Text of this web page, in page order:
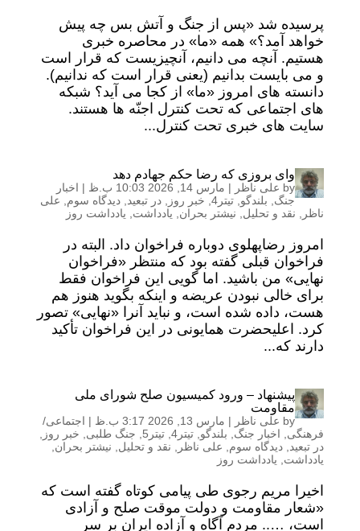
پرسیده شد «پس از جنگ و آتش بس چه پیش
خواهد آمد؟» همه «ما» در محاصره خبری
هستیم. آنچه می دانیم، آنچیزیست که قرار است
و می بایست بدانیم (یعنی قرار است که ندانیم).
دانسته های امروز «ما» از کجا می آید؟ شبکه
های اجتماعی که تحت کنترل اجنّه ها هستند.
سایت های خبری تحت کنترل...
وای بروزی که رضا حکم جهادم دهد
by علی ناظر | مارس 14, 2026 10:03 ب.ظ | اخبار
جنگ
بلندگو تیتر4 , خبر روز در تبعید دیدگاه سوم
علی
ناظر
نقد و تحلیل نیشتر بحران یادداشت یادداشت روز
امروز رضاپهلوی دوباره فراخوان داد. البته در
فراخوان قبلی گفته بود که منتظر «فراخوان
نهایی» من باشید. اما گویی این فراخوان فقط
برای خالی نبودن عریضه و اینکه بگوید هنوز هم
هست، داده شده است، و نباید آنرا «نهایی» تصور
کرد. اعلیحضرت همایونی در این فراخوان تأکید
دارند که...
پیشنهاد – ورود کمیسیون صلح شورای ملی
مقاومت
by علی ناظر | مارس 13, 2026 3:17 ب.ظ | اجتماعی/
فرهنگی
اخبار جنگ بلندگو تیتر4 , تیتر5 جنگ طلبی خبر روز
در تبعید
دیدگاه سوم علی ناظر نقد و تحلیل نیشتر بحران
یادداشت
یادداشت روز
اخیرا مریم رجوی طی پیامی کوتاه گفته است که
«شعار مقاومت و دولت موقت صلح و آزادی
است، ….. مردم آگاه و آزاده ایران بر سر